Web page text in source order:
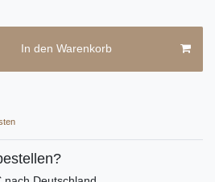
In den Warenkorb